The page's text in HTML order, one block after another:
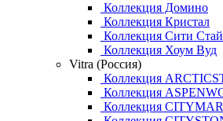
Коллекция Домино
Коллекция Кристал
Коллекция Сити
Коллекция Хоум Вуд
Vitra (Россия)
Коллекция
Коллекция
Коллекция